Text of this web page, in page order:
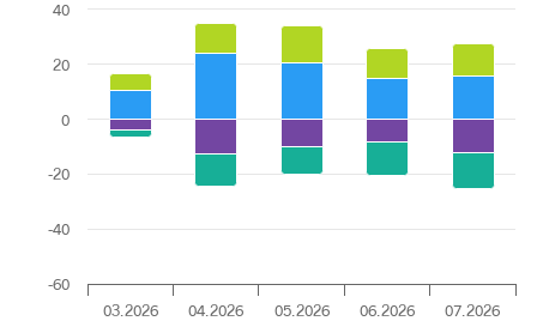
The chart has 1 X axis displaying categories.
The chart has 1 Y axis displaying GWh. Data ranges from -25.16 to
03.2026 04.2026 05.2026 06.2026 07.2026
-60
-40
-20
0
20
40